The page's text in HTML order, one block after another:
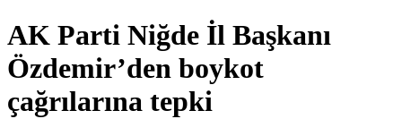
AK Parti Niğde İl Başkanı
Özdemir’den boykot
çağrılarına tepki